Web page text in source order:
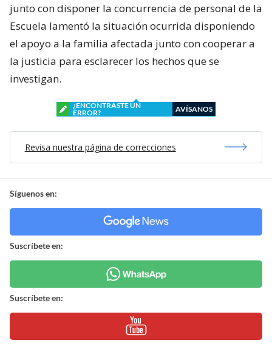
junto con disponer la concurrencia de personal de la
Escuela lamentó la situación ocurrida disponiendo
el apoyo a la familia afectada junto con cooperar a
la justicia para esclarecer los hechos que se
investigan.
¿ENCONTRASTE UN
ERROR?
AVÍSANOS
Revisa nuestra página de correcciones
Síguenos en:
Suscríbete en:
Suscríbete en: